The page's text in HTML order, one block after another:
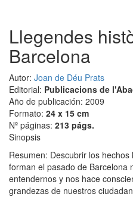
Llegendes
Barcelona
Autor: Joan de Déu Prats
Editorial: Publicacions de
Año de publicación: 2009
Formato: 24 x 15 cm
Nº páginas: 213 págs.
Sinopsis
Resumen: Descubrir los
forman el pasado de Barcelona
entendernos y nos hace
grandezas de nuestros